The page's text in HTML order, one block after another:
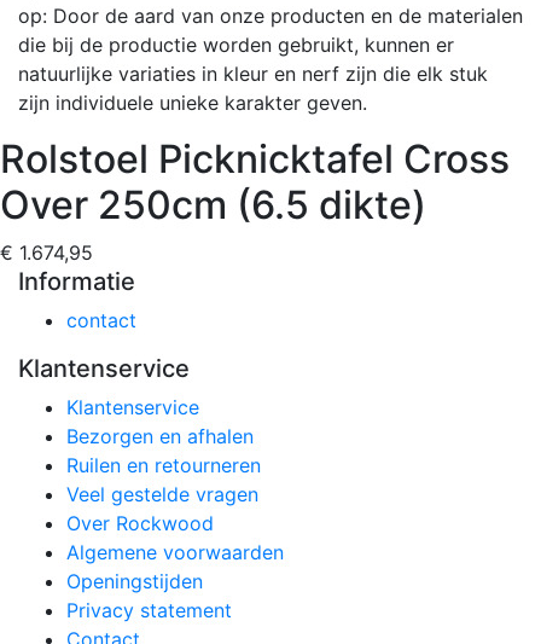
op: Door de aard van onze producten en de materialen
die bij de productie worden gebruikt, kunnen er
natuurlijke variaties in kleur en nerf zijn die elk stuk
zijn individuele unieke karakter geven.
Rolstoel Picknicktafel Cross
Over 250cm (6.5 dikte)
€ 1.674,95
Informatie
contact
Klantenservice
Klantenservice
Bezorgen en afhalen
Ruilen en retourneren
Veel gestelde vragen
Over Rockwood
Algemene voorwaarden
Openingstijden
Privacy statement
Contact